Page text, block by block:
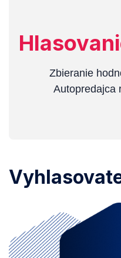
Zbieranie
Autopredajca